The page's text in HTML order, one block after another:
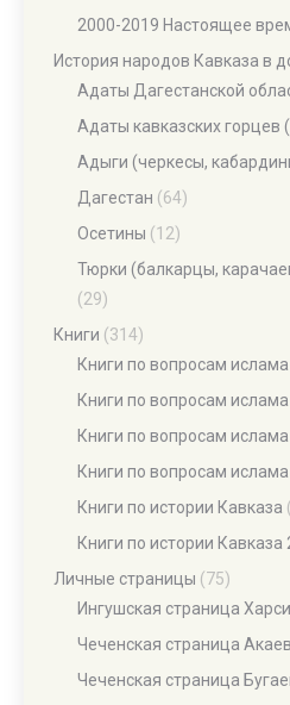
2000-2019 Настоящее
История народов Кавказа в
Адаты Дагестанской
Адаты кавказских горцев
Адыги (черкесы,
Дагестан (64)
Осетины (12)
Тюрки (балкарцы,
(29)
Книги (314)
Книги по вопросам ислама
Книги по вопросам ислама
Книги по вопросам ислама
Книги по вопросам
Книги по истории Кавказа
Книги по истории Кавказа
Личные страницы (75)
Ингушская страница
Чеченская страница
Чеченская страница